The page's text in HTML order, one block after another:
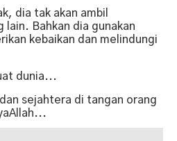
dia tak akan ambil
lain. Bahkan dia gunakan
kebaikan dan melindungi
dunia...
sejahtera di tangan orang